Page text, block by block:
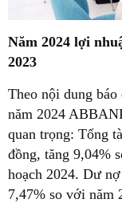
Năm 2024 lợi
2023
Theo nội dung
năm 2024
quan trọng: Tổng
đồng, tăng 9,04%
hoạch 2024. Dư
7,47% so với năm